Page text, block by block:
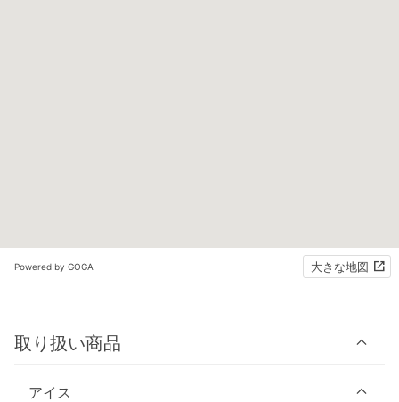
Powered by GOGA 大きな地図
取り扱い商品
アイス